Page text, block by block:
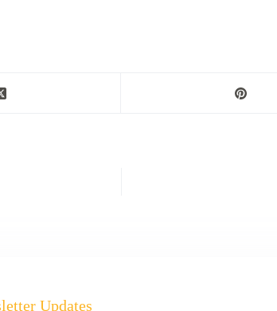
Updates